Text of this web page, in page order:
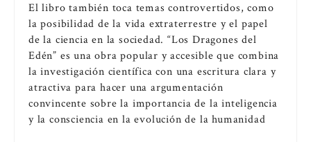
El libro también toca temas controvertidos, como
la posibilidad de la vida extraterrestre y el papel
de la ciencia en la sociedad. “Los Dragones del
Edén” es una obra popular y accesible que combina
la investigación científica con una escritura clara y
atractiva para hacer una argumentación
convincente sobre la importancia de la inteligencia
y la consciencia en la evolución de la humanidad